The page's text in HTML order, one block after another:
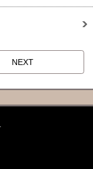
NEXT